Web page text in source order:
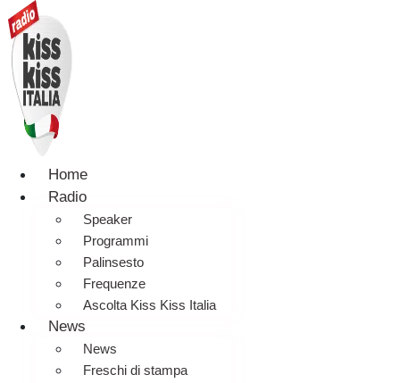
Home
Radio
Speaker
Programmi
Palinsesto
Frequenze
Ascolta Kiss Kiss Italia
News
News
Freschi di stampa